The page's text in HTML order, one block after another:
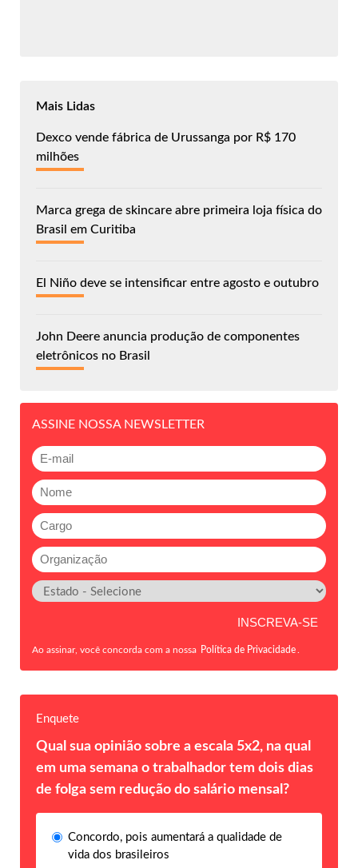
Mais Lidas
Dexco vende fábrica de Urussanga por R$ 170
milhões
Marca grega de skincare abre primeira loja física do
Brasil em Curitiba
El Niño deve se intensificar entre agosto e outubro
John Deere anuncia produção de componentes
eletrônicos no Brasil
ASSINE NOSSA NEWSLETTER
Ao assinar, você concorda com a nossa Política de Privacidade
Enquete
Qual sua opinião sobre a escala 5x2, na qual
em uma semana o trabalhador tem dois dias
de folga sem redução do salário mensal?
Concordo, pois aumentará a qualidade de
vida dos brasileiros